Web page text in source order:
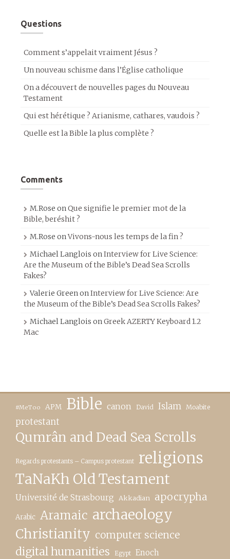
Questions
Comment s’appelait vraiment Jésus ?
Un nouveau schisme dans l’Église catholique
On a découvert de nouvelles pages du Nouveau
Testament
Qui est hérétique ? Arianisme, cathares, vaudois ?
Quelle est la Bible la plus complète ?
Comments
M.Rose onQue signifie le premier mot de la
Bible, beréshit ?
M.Rose onVivons-nous les temps de la fin ?
Michael Langlois onInterview for Live Science:
Are the Museum of the Bible’s Dead Sea Scrolls
Fakes?
Valerie GreenonInterview for Live Science: Are
the Museum of the Bible’s Dead Sea Scrolls Fakes?
Michael Langlois onGreek AZERTY Keyboard 1.2
Mac
#MeToo APM Bible canon David Islam Moabite
protestant
Qumrân and Dead Sea Scrolls
Regards protestants – Campus protestant religions
TaNaKh Old Testament
Université de Strasbourg Akkadian apocrypha
Arabic Aramaic archaeology
Christianity computer science
digital humanities Egypt Enoch